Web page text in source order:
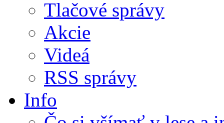
Tlačové správy
Akcie
Videá
RSS správy
Info